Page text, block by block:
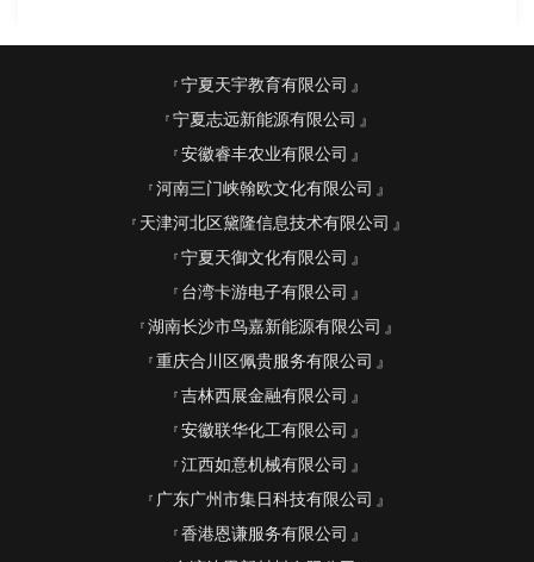
宁夏天宇教育有限公司
宁夏志远新能源有限公司
安徽睿丰农业有限公司
河南三门峡翰欧文化有限公司
天津河北区黛隆信息技术有限公司
宁夏天御文化有限公司
台湾卡游电子有限公司
湖南长沙市鸟嘉新能源有限公司
重庆合川区佩贵服务有限公司
吉林西展金融有限公司
安徽联华化工有限公司
江西如意机械有限公司
广东广州市集日科技有限公司
香港恩谦服务有限公司